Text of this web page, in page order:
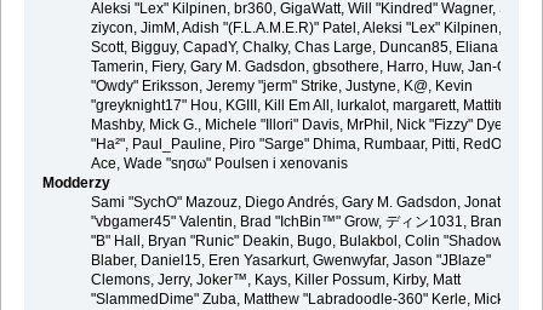
Aleksi "Lex" Kilpinen, br360, GigaWatt, Will "Kindred" Wagner, Steve,
ziycon, JimM, Adish "(F.L.A.M.E.R)" Patel, Aleksi "Lex" Kilpinen, Ben
Scott, Bigguy, CapadY, Chalky, Chas Large, Duncan85, Eliana
Tamerin, Fiery, Gary M. Gadsdon, gbsothere, Harro, Huw, Jan-Olof
"Owdy" Eriksson, Jeremy "jerm" Strike, Justyne, K@, Kevin
"greyknight17" Hou, KGIII, Kill Em All, lurkalot, margarett, Mattitude,
Mashby, Mick G., Michele "Illori" Davis, MrPhil, Nick "Fizzy" Dyer, Nick
"Ha²", Paul_Pauline, Piro "Sarge" Dhima, Rumbaar, Pitti, RedOne, S-
Ace, Wade "sησω" Poulsen i xenovanis
Modderzy
Sami "SychO" Mazouz, Diego Andrés, Gary M. Gadsdon, Jonathan
"vbgamer45" Valentin, Brad "IchBin™" Grow, ディン1031, Brannon
"B" Hall, Bryan "Runic" Deakin, Bugo, Bulakbol, Colin "Shadow82x"
Blaber, Daniel15, Eren Yasarkurt, Gwenwyfar, Jason "JBlaze"
Clemons, Jerry, Joker™, Kays, Killer Possum, Kirby, Matt
"SlammedDime" Zuba, Matthew "Labradoodle-360" Kerle, Mick.,